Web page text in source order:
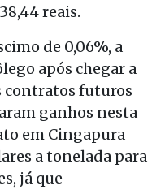
reais.
de 0,06%, a
após chegar a
contratos futuros
ganhos nesta
em Cingapura
a tonelada para
já que